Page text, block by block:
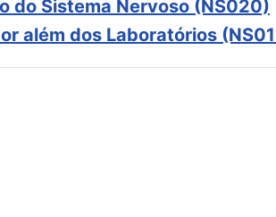
do Sistema Nervoso (NS020)
além dos Laboratórios